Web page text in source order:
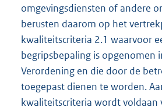
omgevingsdiensten of andere
berusten daarom op het
kwaliteitscriteria 2.1 waarvoor
begripsbepaling is opgenomen
Verordening en die door de
toegepast dienen te worden.
kwaliteitscriteria wordt voldaan